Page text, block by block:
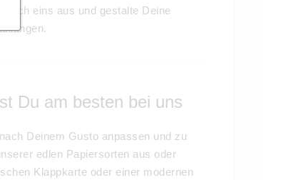
eins aus und gestalte Deine
Du am besten bei uns
Deinem Gusto anpassen und zu
edlen Papiersorten aus oder
Klappkarte oder einer modernen